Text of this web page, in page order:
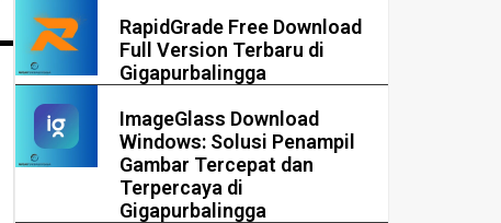
RapidGrade Free Download
Full Version Terbaru di
Gigapurbalingga
ImageGlass Download
Windows: Solusi Penampil
Gambar Tercepat dan
Terpercaya di
Gigapurbalingga